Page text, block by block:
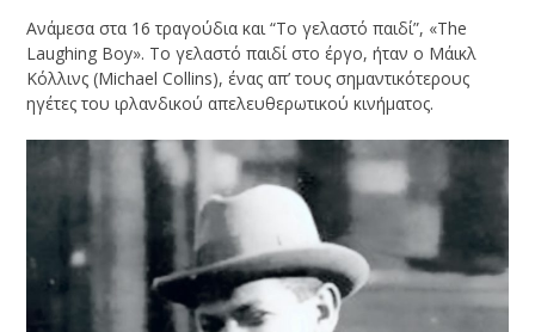
Ανάμεσα στα 16 τραγούδια και “Το γελαστό παιδί”, «The
Laughing Boy». Το γελαστό παιδί στο έργο, ήταν ο Μάικλ
Κόλλινς (Michael Collins), ένας απ’ τους σημαντικότερους
ηγέτες του ιρλανδικού απελευθερωτικού κινήματος.